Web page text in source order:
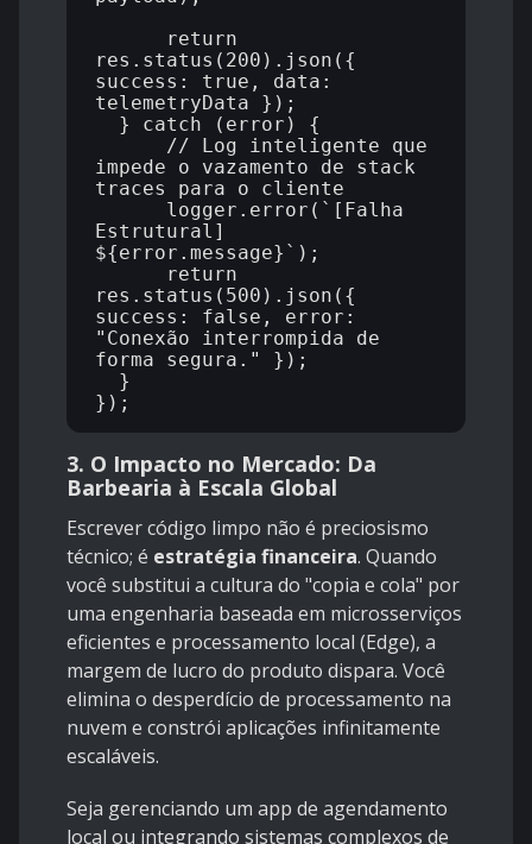
res.status(200).json({
success: true, data:
telemetryData });
impede o vazamento de stack
traces para o cliente
Estrutural]
${error.message}`);
res.status(500).json({
success: false, error:
"Conexão interrompida de
forma segura." });
3. O Impacto no Mercado: Da
Barbearia à Escala Global
Escrever código limpo não é preciosismo
técnico; é estratégia financeira. Quando
você substitui a cultura do "copia e cola" por
uma engenharia baseada em microsserviços
eficientes e processamento local (Edge), a
margem de lucro do produto dispara. Você
elimina o desperdício de processamento na
nuvem e constrói aplicações infinitamente
escaláveis.
Seja gerenciando um app de agendamento
local ou integrando sistemas complexos de